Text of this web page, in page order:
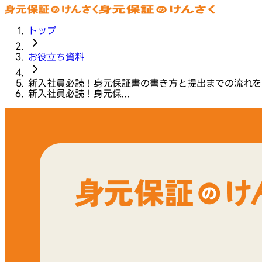
トップ
お役立ち資料
新入社員必読！身元保証書の書き方と提出までの流れ
新入社員必読！身元保...